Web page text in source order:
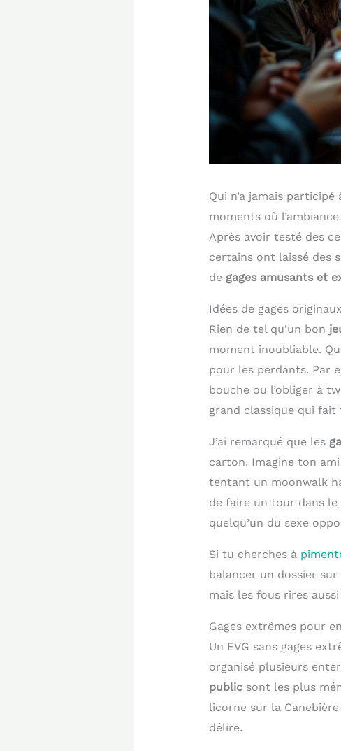
Qui n’a jamais
moments où
Après avoir testé des
certains ont laissé des
de gages amusants et
Idées de gages
Rien de tel qu’un bon
moment inoubliable.
pour les perdants. Par
bouche ou l’obliger à
grand classique qui
J’ai remarqué que les
carton. Imagine ton
tentant un moonwalk
de faire un tour dans
quelqu’un du sexe
Si tu cherches à
balancer un dossier
mais les fous rires aussi
Gages extrêmes pour
Un EVG sans gages
organisé plusieurs
publicsont les plus
licorne sur la
délire.